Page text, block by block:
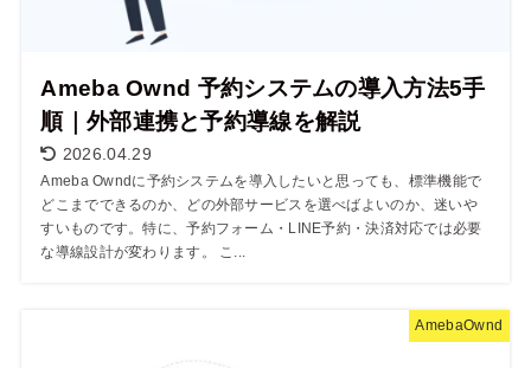
Ameba Ownd 予約システムの導入方法5手
順｜外部連携と予約導線を解説
2026.04.29
Ameba Owndに予約システムを導入したいと思っても、標準機能で
どこまでできるのか、どの外部サービスを選べばよいのか、迷いや
すいものです。特に、予約フォーム・LINE予約・決済対応では必要
な導線設計が変わります。 こ...
AmebaOwnd